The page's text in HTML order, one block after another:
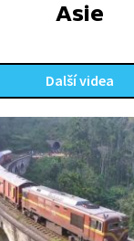
Asie
Další videa